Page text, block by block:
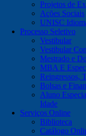
Projetos de
Ações Sociais
UNISC
Processo Seletivo
Vestibular
Vestibular
Mestrado e
MBA E
Reingressos,
Bolsas e
Aluno
Idade
Serviços Online
Biblioteca
Catálogo